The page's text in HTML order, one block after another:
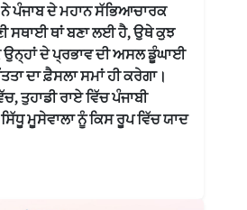
ਪੰਜਾਬ ਦੇ ਮਹਾਨ ਸੱਭਿਆਚਾਰਕ
ਸਥਾਈ ਥਾਂ ਬਣਾ ਲਈ ਹੈ, ਉਥੇ ਕੁਝ
ਉਨ੍ਹਾਂ ਦੇ ਪ੍ਰਭਾਵ ਦੀ ਅਸਲ ਡੂੰਘਾਈ
ਦਾ ਫ਼ੈਸਲਾ ਸਮਾਂ ਹੀ ਕਰੇਗਾ।
ਤੁਹਾਡੀ ਰਾਏ ਵਿੱਚ ਪੰਜਾਬੀ
ਮੂਸੇਵਾਲਾ ਨੂੰ ਕਿਸ ਰੂਪ ਵਿੱਚ ਯਾਦ